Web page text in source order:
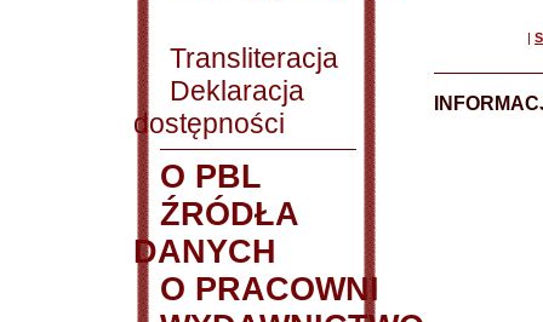
Transliteracja
Deklaracja
dostępności
O PBL
ŹRÓDŁA
DANYCH
O PRACOWNI
|